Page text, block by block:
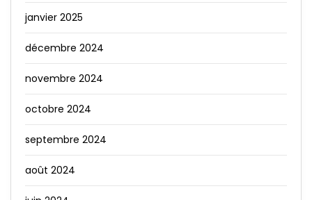
janvier 2025
décembre 2024
novembre 2024
octobre 2024
septembre 2024
août 2024